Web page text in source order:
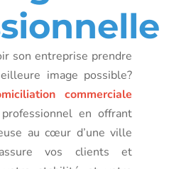
son entreprise prendre
image possible?
commerciale
en offrant
au cœur d’une ville
vos clients et